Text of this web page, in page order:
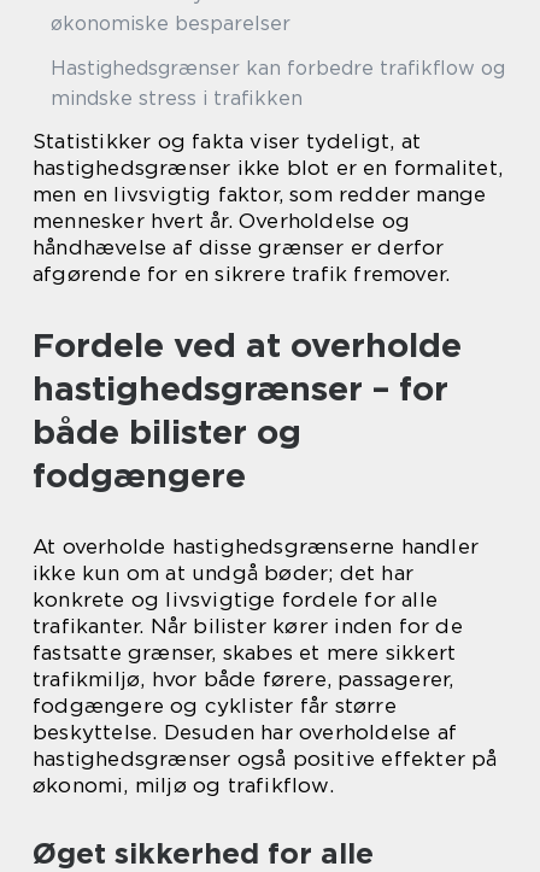
økonomiske besparelser
Hastighedsgrænser kan forbedre trafikflow og
mindske stress i trafikken
Statistikker og fakta viser tydeligt, at
hastighedsgrænser ikke blot er en formalitet,
men en livsvigtig faktor, som redder mange
mennesker hvert år. Overholdelse og
håndhævelse af disse grænser er derfor
afgørende for en sikrere trafik fremover.
Fordele ved at overholde
hastighedsgrænser – for
både bilister og
fodgængere
At overholde hastighedsgrænserne handler
ikke kun om at undgå bøder; det har
konkrete og livsvigtige fordele for alle
trafikanter. Når bilister kører inden for de
fastsatte grænser, skabes et mere sikkert
trafikmiljø, hvor både førere, passagerer,
fodgængere og cyklister får større
beskyttelse. Desuden har overholdelse af
hastighedsgrænser også positive effekter på
økonomi, miljø og trafikflow.
Øget sikkerhed for alle